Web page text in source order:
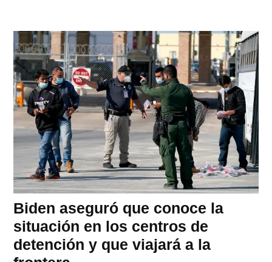
Biden aseguró que conoce la
situación en los centros de
detención y que viajará a la